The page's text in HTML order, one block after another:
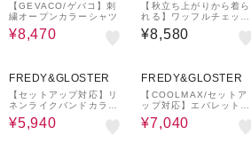
【GEVACO/ゲバコ】刺
繍オープンカラーシャツ
¥8,470
【秋立ち上がりから着ら
れる】ワッフルチェック
ワークシャツ ロングスリ
ーブ
¥8,580
FREDY&GLOSTER
【セットアップ対応】リ
ネンライクバンドカラー
シャツ
¥5,940
FREDY&GLOSTER
【COOLMAX/セットア
ップ対応】エバレットメ
ッシュオープンカラー半
袖シャツ
¥7,040